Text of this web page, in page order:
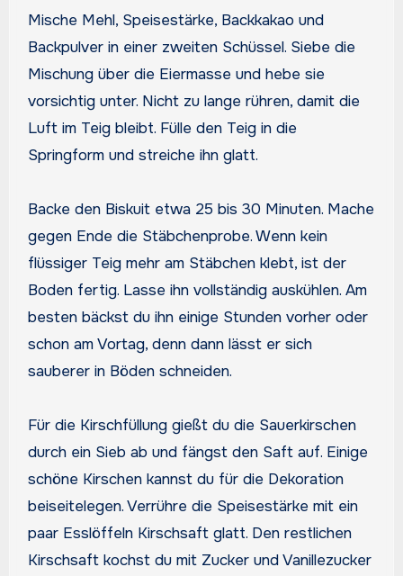
Mische Mehl, Speisestärke, Backkakao und
Backpulver in einer zweiten Schüssel. Siebe die
Mischung über die Eiermasse und hebe sie
vorsichtig unter. Nicht zu lange rühren, damit die
Luft im Teig bleibt. Fülle den Teig in die
Springform und streiche ihn glatt.
Backe den Biskuit etwa 25 bis 30 Minuten. Mache
gegen Ende die Stäbchenprobe. Wenn kein
flüssiger Teig mehr am Stäbchen klebt, ist der
Boden fertig. Lasse ihn vollständig auskühlen. Am
besten bäckst du ihn einige Stunden vorher oder
schon am Vortag, denn dann lässt er sich
sauberer in Böden schneiden.
Für die Kirschfüllung gießt du die Sauerkirschen
durch ein Sieb ab und fängst den Saft auf. Einige
schöne Kirschen kannst du für die Dekoration
beiseitelegen. Verrühre die Speisestärke mit ein
paar Esslöffeln Kirschsaft glatt. Den restlichen
Kirschsaft kochst du mit Zucker und Vanillezucker